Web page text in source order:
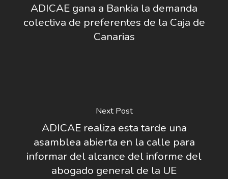
ADICAE gana a Bankia la demanda
colectiva de preferentes de la Caja de
Canarias
Next Post
ADICAE realiza esta tarde una
asamblea abierta en la calle para
informar del alcance del informe del
abogado general de la UE